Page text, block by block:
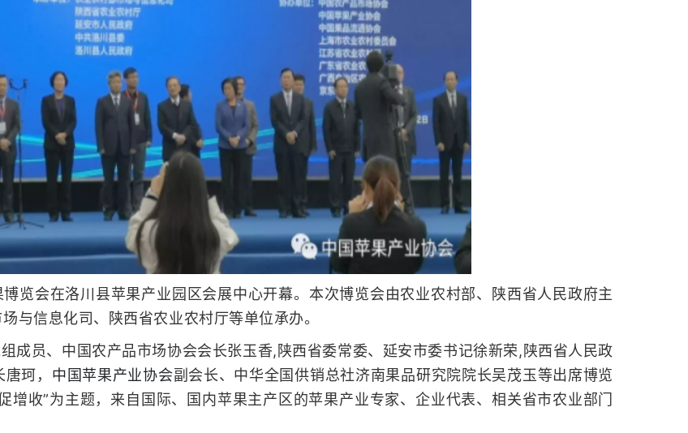
览会在洛川县苹果产业园区会展中心开幕。 本次博览会由农业农村部、陕西省人民政府主
与信息化司、陕西省农业农村厅等单位承办。
成员、中国农产品市场协会会长张玉香,陕西省委常委、延安市委书记徐新荣,陕西省人民政
珂， 中国苹果产业协会副会长、中华全国供销总社济南果品研究院院长吴茂玉等出席博览
增收”为主题，来自国际、国内苹果主产区的苹果产业专家、企业代表、相关省市农业部门